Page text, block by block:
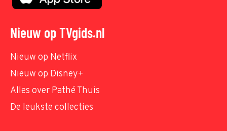
Nieuw op TVgids.nl
Nieuw op Netflix
Nieuw op Disney+
Alles over Pathé Thuis
De leukste collecties